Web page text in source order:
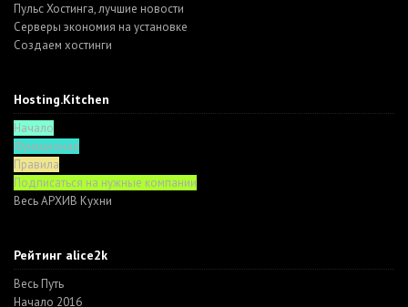
Пульс Хостинга, лучшие новости
Серверы экономия на установке
Создаем хостинги
Hosting.Kitchen
Начало
Функционал
Правила
Подписаться на нужные компании
Весь АРХИВ Кухни
Рейтинг alice2k
Весь Путь
Начало 2016